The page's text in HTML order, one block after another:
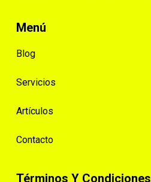
Menú
Blog
Servicios
Artículos
Contacto
Términos Y Condiciones